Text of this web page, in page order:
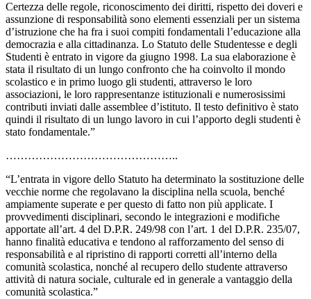
Certezza delle regole, riconoscimento dei diritti, rispetto dei doveri e
assunzione di responsabilità sono elementi essenziali per un sistema
d’istruzione che ha fra i suoi compiti fondamentali l’educazione alla
democrazia e alla cittadinanza. Lo Statuto delle Studentesse e degli
Studenti è entrato in vigore da giugno 1998. La sua elaborazione è
stata il risultato di un lungo confronto che ha coinvolto il mondo
scolastico e in primo luogo gli studenti, attraverso le loro
associazioni, le loro rappresentanze istituzionali e numerosissimi
contributi inviati dalle assemblee d’istituto. Il testo definitivo è stato
quindi il risultato di un lungo lavoro in cui l’apporto degli studenti è
stato fondamentale.”
………………………………………..
“L’entrata in vigore dello Statuto ha determinato la sostituzione delle
vecchie norme che regolavano la disciplina nella scuola, benché
ampiamente superate e per questo di fatto non più applicate. I
provvedimenti disciplinari, secondo le integrazioni e modifiche
apportate all’art. 4 del D.P.R. 249/98 con l’art. 1 del D.P.R. 235/07,
hanno finalità educativa e tendono al rafforzamento del senso di
responsabilità e al ripristino di rapporti corretti all’interno della
comunità scolastica, nonché al recupero dello studente attraverso
attività di natura sociale, culturale ed in generale a vantaggio della
comunità scolastica.”